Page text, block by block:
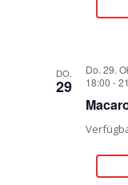
DO.
29
Do. 29.
18:00 -